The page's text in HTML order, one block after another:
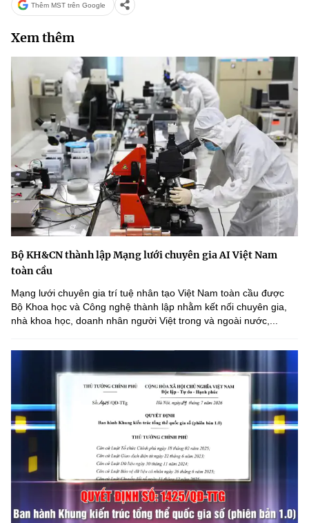
Thêm MST trên Google
Xem thêm
Bộ KH&CN thành lập Mạng lưới chuyên gia AI Việt Nam
toàn cầu
Mạng lưới chuyên gia trí tuệ nhân tạo Việt Nam toàn cầu được
Bộ Khoa học và Công nghệ thành lập nhằm kết nối chuyên gia,
nhà khoa học, doanh nhân người Việt trong và ngoài nước,...